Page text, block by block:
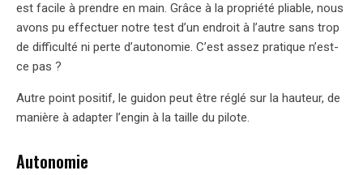
est facile à prendre en main. Grâce à la propriété pliable, nous
avons pu effectuer notre test d’un endroit à l’autre sans trop
de difficulté ni perte d’autonomie. C’est assez pratique n’est-
ce pas ?
Autre point positif, le guidon peut être réglé sur la hauteur, de
manière à adapter l’engin à la taille du pilote.
Autonomie